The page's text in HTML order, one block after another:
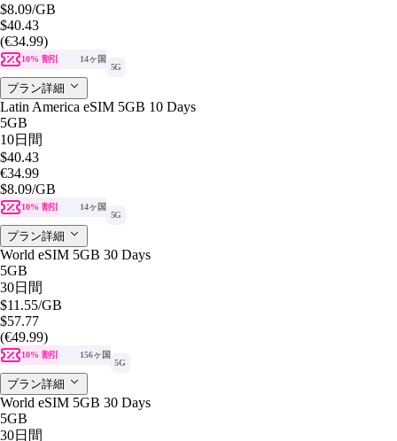
$8.09/GB
$40.43
(€34.99)
10% 割引
14ヶ国
5G
プラン詳細
Latin America eSIM 5GB 10 Days
5GB
10日間
$40.43
€34.99
$8.09/GB
10% 割引
14ヶ国
5G
プラン詳細
World eSIM 5GB 30 Days
5GB
30日間
$11.55/GB
$57.77
(€49.99)
10% 割引
156ヶ国
5G
プラン詳細
World eSIM 5GB 30 Days
5GB
30日間